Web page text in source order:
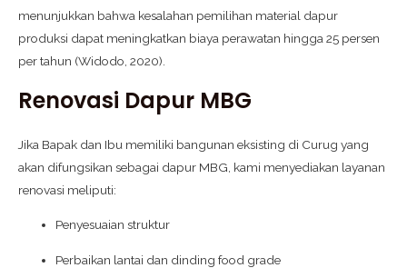
menunjukkan bahwa kesalahan pemilihan material dapur
produksi dapat meningkatkan biaya perawatan hingga 25 persen
per tahun (Widodo, 2020).
Renovasi Dapur MBG
Jika Bapak dan Ibu memiliki bangunan eksisting di Curug yang
akan difungsikan sebagai dapur MBG, kami menyediakan layanan
renovasi meliputi:
Penyesuaian struktur
Perbaikan lantai dan dinding food grade